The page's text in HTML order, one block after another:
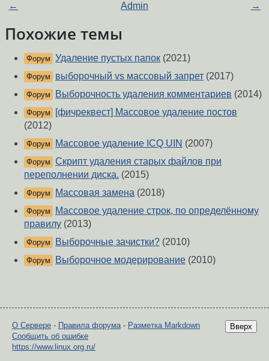
← Admin →
Похожие темы
Форум Удаление пустых папок (2021)
Форум выборочный vs массовый запрет (2017)
Форум Выборочность удаления комментариев (2014)
Форум
[фичреквест] Массовое удаление постов
(2012)
Форум Массовое удаление ICQ UIN (2007)
Форум Скрипт удаления старых файлов при
переполнении диска. (2015)
Форум Массовая замена (2018)
Форум
Массовое удаление строк, по определённому
правилу (2013)
Форум Выборочные зачистки? (2010)
Форум Выборочное модерирование (2010)
Вверх
О Сервере - Правила форума- Разметка Markdown
Сообщить об ошибке
https://www.linux.org.ru/